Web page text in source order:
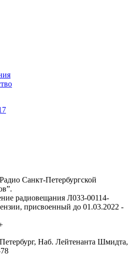
Санкт-Петербургской
радиовещания Л033-00114-
присвоенный до 01.03.2022 -
Наб. Лейтенанта Шмидта,